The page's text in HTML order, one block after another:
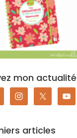
mon actualité
articles